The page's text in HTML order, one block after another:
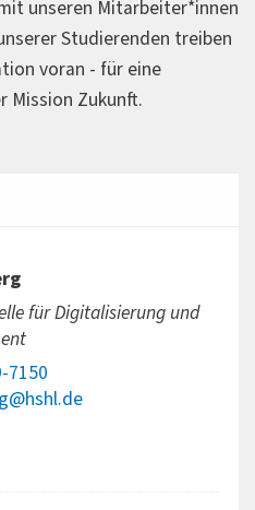
unseren Mitarbeiter*innen
Studierenden treiben
voran - für eine
Mission Zukunft.
für Digitalisierung und
7150